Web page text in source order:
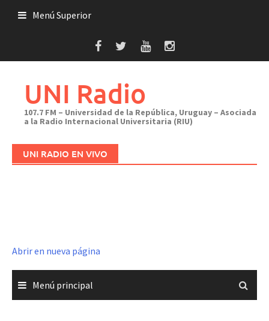
Menú Superior
UNI Radio
107.7 FM – Universidad de la República, Uruguay – Asociada
a la Radio Internacional Universitaria (RIU)
UNI RADIO EN VIVO
Abrir en nueva página
Menú principal